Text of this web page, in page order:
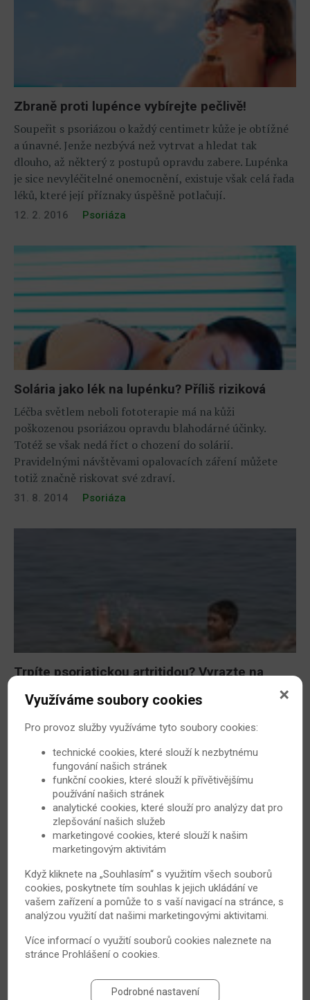
Zbraně proti lupénce vybírejte pečlivě!
Soupeřit s psoriázou o každý centimetr kůže je obtížné
a únavné. Jenže nezbývá než vytrvat a hledat tak
dlouho, až některý z postupů opravdu zabere. Lupénka
je sice nevyléčitelné onemocnění, existuje však celá řada
léků, které její příznaky úspěšně potlačují.
12. 2. 2016 Psoriáza
Solária jako lék na lupénku? Příliš riziková
Léčba světlem neboli fototerapie má na kůži
poškozenou psoriázou opravdu blahodárné účinky.
Totéž se však nedá říct o chození do solárií.
Pravidelnými návštěvami opalovacích záření můžete
totiž značně riskovat své zdraví.
31. 8. 2014 Psoriáza
Trpíte psoriatickou artritidou? Vyrazte na
Nadchází čas dovolených a vy uvažujete, kam letos
vyrazit. Podle vědců byste měli rozhodně vyzkoušet
pobyt u Mrtvého moře. Zdejší klima a podmínky svědčí
hlavně lidem s psoriázou a s psoriatickou artritidou.
8. 7. 2015 Psoriáza
Kůži postiženou lupénkou nastavujte slunci
Léto za dveřmi, noviny a časopisy plné varování o
Využíváme soubory cookies
Pro provoz služby využíváme tyto soubory cookies:
technické cookies, které slouží k nezbytnému
fungování našich stránek
funkční cookies, které slouží k přívětivějšímu
používání našich stránek
analytické cookies, které slouží pro analýzy dat pro
zlepšování našich služeb
marketingové cookies, které slouží k našim
marketingovým aktivitám
Když kliknete na „Souhlasím“ s využitím všech souborů
cookies, poskytnete tím souhlas k jejich ukládání ve
vašem zařízení a pomůže to s vaší navigací na stránce, s
analýzou využití dat našimi marketingovými aktivitami.
Více informací o využití souborů cookies naleznete na
stránceProhlášení o cookies.
Podrobné nastavení